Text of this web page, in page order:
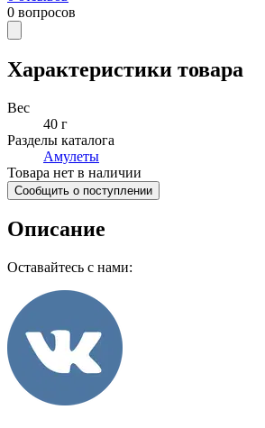
0 вопросов
Характеристики товара
Вес
40 г
Разделы каталога
Амулеты
Товара нет в наличии
Сообщить о поступлении
Описание
Оставайтесь с нами: